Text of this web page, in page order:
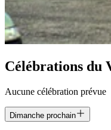
Célébrations du
Aucune célébration prévue
Dimanche prochain